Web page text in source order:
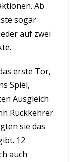
Ab
sogar
auf zwei
erste Tor,
Spiel,
Ausgleich
Rückkehrer
sie das
12
auch